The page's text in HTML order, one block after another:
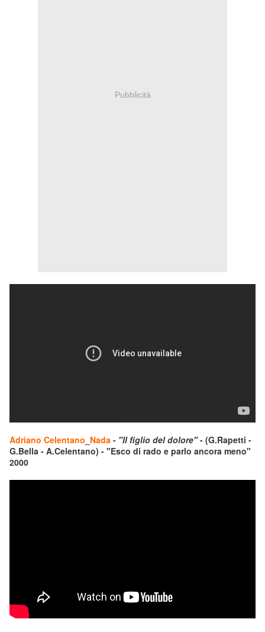
Pubblicità
Adriano Celentano Nada - "Il figlio del dolore"- (G.Rapetti -
G.Bella - A.Celentano) - "Esco di rado e parlo ancora meno"
2000